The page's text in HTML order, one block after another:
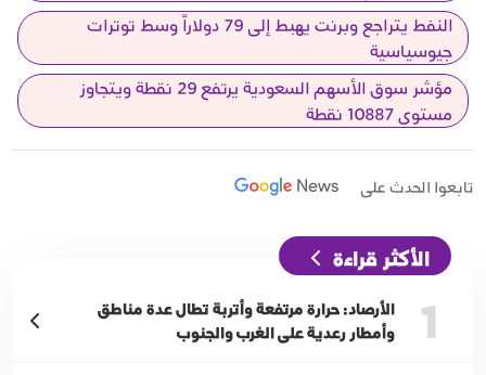
النفط يتراجع وبرنت يهبط إلى 79 دولاراً وسط توترات
جيوسياسية
مؤشر سوق الأسهم السعودية يرتفع 29 نقطة ويتجاوز
مستوى 10887 نقطة
تابعوا الحدث على
الأكثر قراءة
1
الأرصاد: حرارة مرتفعة وأتربة تطال عدة مناطق
وأمطار رعدية على الغرب والجنوب